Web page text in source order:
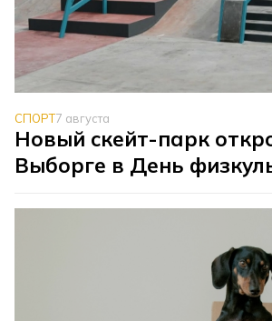
СПОРТ7 августа
Новый скейт-парк
Выборге в День